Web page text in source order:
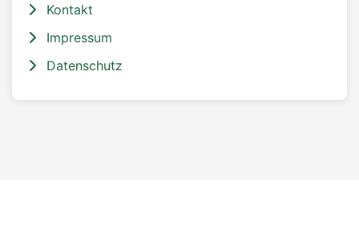
Kontakt
Impressum
Datenschutz